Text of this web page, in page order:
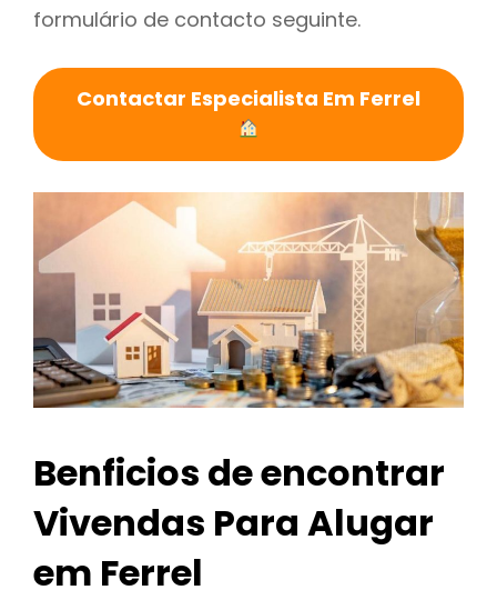
formulário de contacto seguinte.
Contactar Especialista Em Ferrel
Benficios de encontrar
Vivendas Para Alugar
em Ferrel